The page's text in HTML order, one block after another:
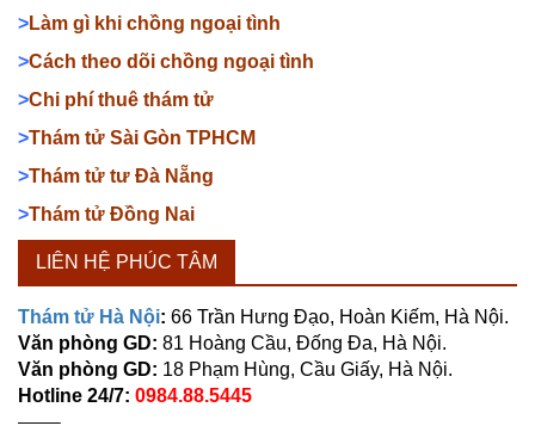
>Làm gì khi chồng ngoại tình
>Cách theo dõi chồng ngoại tình
>Chi phí thuê thám tử
>Thám tử Sài Gòn TPHCM
>Thám tử tư Đà Nẵng
>Thám tử Đồng Nai
LIÊN HỆ PHÚC TÂM
Thám tử Hà Nội: 66 Trần Hưng Đạo, Hoàn Kiếm, Hà Nội.
Văn phòng GD: 81 Hoàng Cầu, Đống Đa, Hà Nội.
Văn phòng GD: 18 Phạm Hùng, Cầu Giấy, Hà Nội.
Hotline 24/7: 0984.88.5445
——–